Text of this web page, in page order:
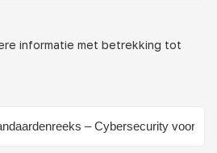
informatie met betrekking tot